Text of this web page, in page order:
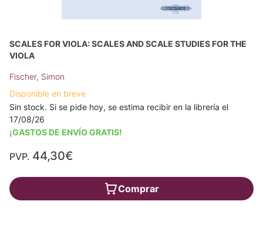
SCALES FOR VIOLA: SCALES AND SCALE STUDIES FOR THE
VIOLA
Fischer, Simon
Disponible en breve
Sin stock. Si se pide hoy, se estima recibir en la librería el
17/08/26
¡GASTOS DE ENVÍO GRATIS!
PVP. 44,30€
Comprar